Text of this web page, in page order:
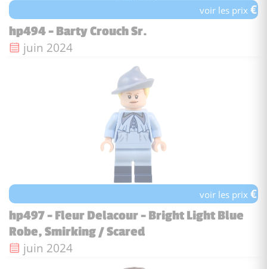
voir les prix€
hp494 - Barty Crouch Sr.
Date de sortie :
juin 2024
voir les prix€
hp497 - Fleur Delacour - Bright Light Blue
Robe, Smirking / Scared
Date de sortie :
juin 2024